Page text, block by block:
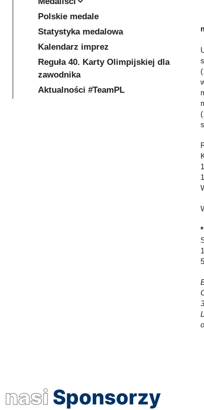
Polskie medale
Statystyka medalowa
Kalendarz imprez
Reguła 40. Karty Olimpijskiej dla
zawodnika
Aktualności #TeamPL
nasi Sponsorzy